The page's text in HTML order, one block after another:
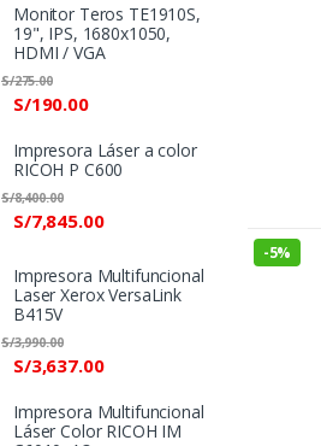
-5%
Monitor Teros TE1910S,
19", IPS, 1680x1050,
HDMI / VGA
S/190.00
S/275.00
Impresora Láser a color
RICOH P C600
S/7,845.00
S/8,400.00
Impresora Multifuncional
Laser Xerox VersaLink
B415V
S/3,637.00
S/3,990.00
Impresora Multifuncional
Láser Color RICOH IM